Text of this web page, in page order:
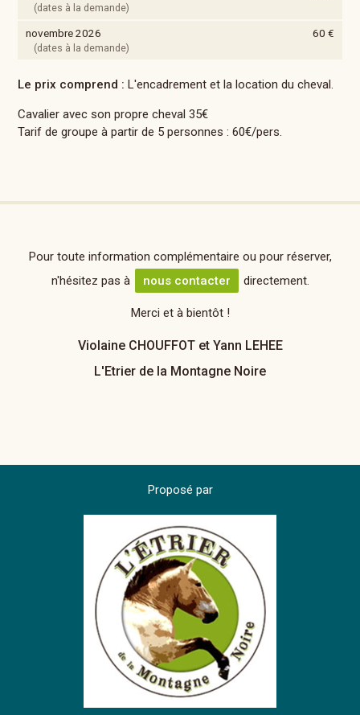
(dates à la demande)
novembre 2026 60 €
(dates à la demande)
Le prix comprend : L'encadrement et la location du cheval.
Cavalier avec son propre cheval 35€
Tarif de groupe à partir de 5 personnes : 60€/pers.
Pour toute information complémentaire ou pour réserver,
n'hésitez pas à
nous contacter directement.
Merci et à bientôt !
Violaine CHOUFFOT et Yann LEHEE
L'Etrier de la Montagne Noire
Proposé par